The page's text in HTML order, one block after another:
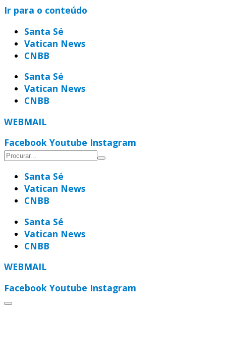
Ir para o conteúdo
Santa Sé
Vatican News
CNBB
Santa Sé
Vatican News
CNBB
WEBMAIL
Facebook Youtube Instagram
Santa Sé
Vatican News
CNBB
Santa Sé
Vatican News
CNBB
WEBMAIL
Facebook Youtube Instagram